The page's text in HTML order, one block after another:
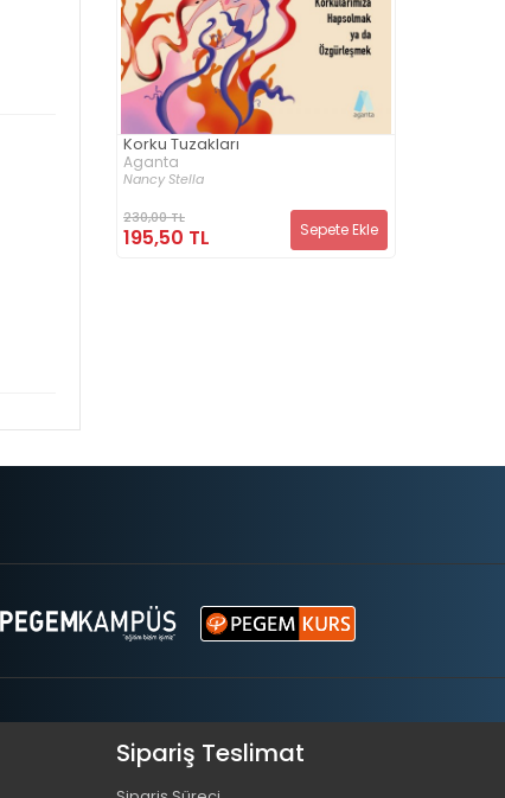
Korku Tuzakları
Aganta
Nancy Stella
230,00 TL
195,50 TL Sepete Ekle
Sipariş Teslimat